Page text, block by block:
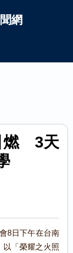
網
燃 3天
8日下午在台南
以「榮耀之火照